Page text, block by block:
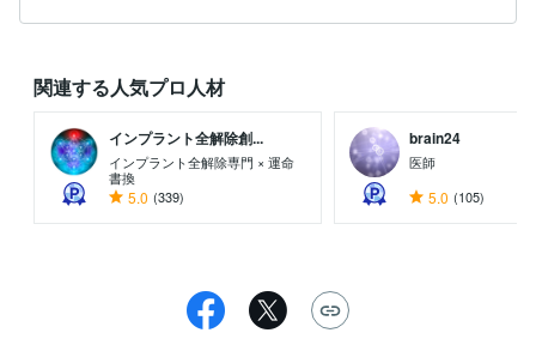
関連する人気プロ人材
インプラント全解除創...
インプラント全解除専門 × 運命
書換
5.0 (339)
brain24
医師
5.0 (105)